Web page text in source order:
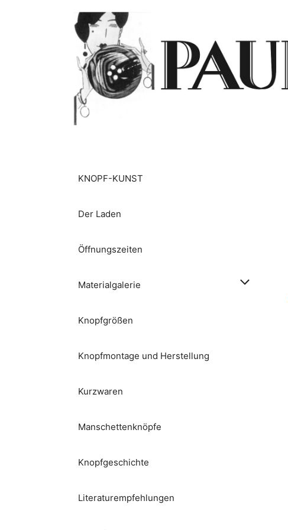
KNOPF-KUNST
Der Laden
Öffnungszeiten
Materialgalerie
Knopfgrößen
Knopfmontage und Herstellung
Kurzwaren
Manschettenknöpfe
Knopfgeschichte
Literaturempfehlungen